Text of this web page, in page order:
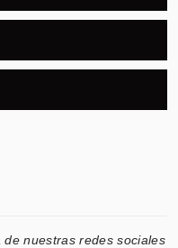
de nuestras redes sociales